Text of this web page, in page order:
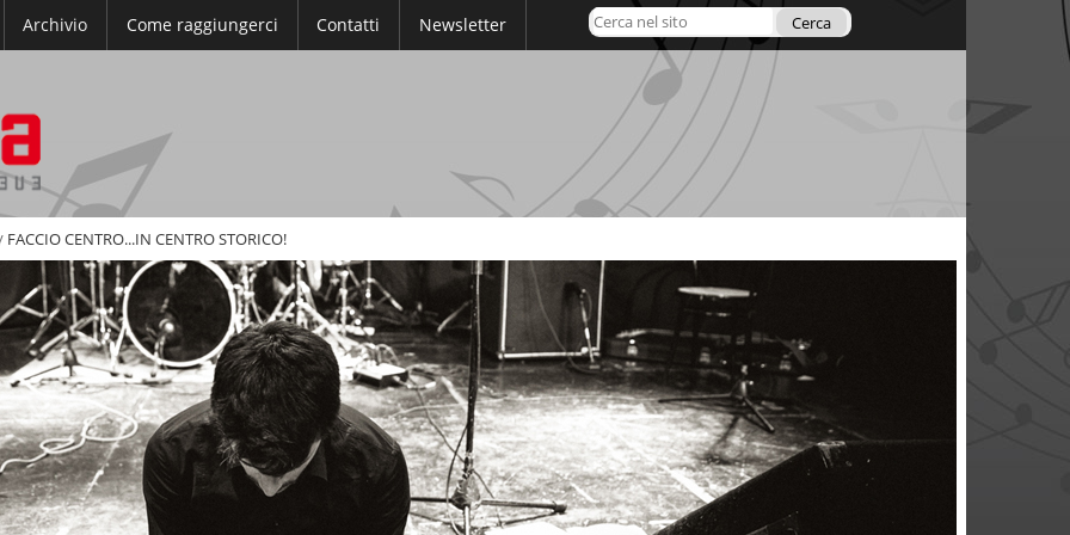
Archivio Come raggiungerci Contatti Newsletter
Cerca nel sito
Ricerca
avanzata…
FACCIO CENTRO...IN CENTRO STORICO!